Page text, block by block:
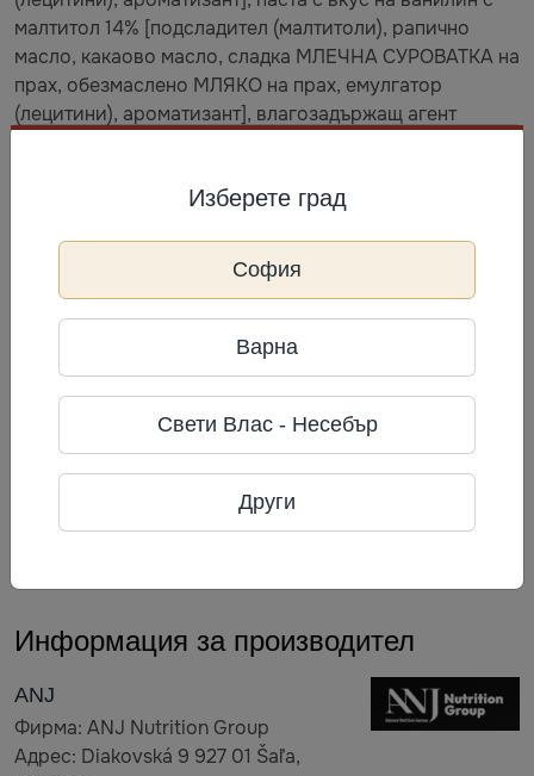
малтитол 14% [подсладител (малтитоли), рапично
масло, какаово масло, сладка МЛЕЧНА СУРОВАТКА на
прах, обезмаслено МЛЯКО на прах, емулгатор
(лецитини), ароматизант], влагозадържащ агент
сол), рапично масло, кокосови стърготини 2,4%, вода,
киселинността (млечна киселина), ароматизанти,
сгъстител (акациева гума), оцветител (куркумин),
емулгатор (моно- и диглицериди на мастни
киселини), антиоксидант (екстракт, богат на
токофероли), сол. Може да съдържа ФЪСТЪЦИ и
ЯДКИ.
Съхранение
Най-добър до: виж на опаковката. Съхранявайте на
Информация за производител
ANJ
Фирма: ANJ Nutrition Group
Адрес: Diakovská 9 927 01 Šaľa,
Изберете град
София
Варна
Свети Влас - Несебър
Други